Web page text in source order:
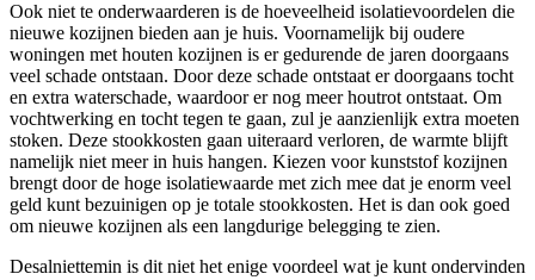
Ook niet te onderwaarderen is de hoeveelheid isolatievoordelen die
nieuwe kozijnen bieden aan je huis. Voornamelijk bij oudere
woningen met houten kozijnen is er gedurende de jaren doorgaans
veel schade ontstaan. Door deze schade ontstaat er doorgaans tocht
en extra waterschade, waardoor er nog meer houtrot ontstaat. Om
vochtwerking en tocht tegen te gaan, zul je aanzienlijk extra moeten
stoken. Deze stookkosten gaan uiteraard verloren, de warmte blijft
namelijk niet meer in huis hangen. Kiezen voor kunststof kozijnen
brengt door de hoge isolatiewaarde met zich mee dat je enorm veel
geld kunt bezuinigen op je totale stookkosten. Het is dan ook goed
om nieuwe kozijnen als een langdurige belegging te zien.
Desalniettemin is dit niet het enige voordeel wat je kunt ondervinden